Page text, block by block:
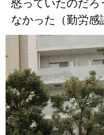
怒っていたのだろ
なかった（勤労感